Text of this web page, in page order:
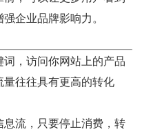
企业品牌影响力。
，访问你网站上的产品
往往具有更高的转化
流，只要停止消费，转